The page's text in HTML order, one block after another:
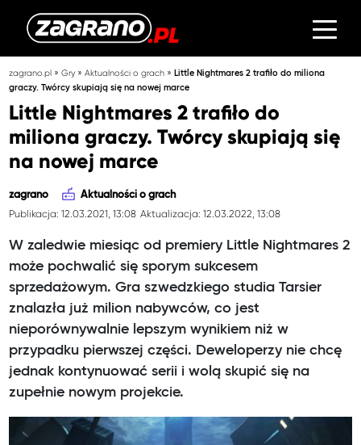
zagrano.pl »Gry»Aktualności o grach »Little Nightmares 2 trafiło do miliona
graczy. Twórcy skupiają się na nowej marce
Little Nightmares 2 trafiło do
miliona graczy. Twórcy skupiają się
na nowej marce
zagrano Aktualności o grach
Publikacja: 12.03.2021, 13:08 Aktualizacja: 12.03.2022, 13:08
W zaledwie miesiąc od premiery Little Nightmares 2
może pochwalić się sporym sukcesem
sprzedażowym. Gra szwedzkiego studia Tarsier
znalazła już milion nabywców, co jest
nieporównywalnie lepszym wynikiem niż w
przypadku pierwszej części. Deweloperzy nie chcę
jednak kontynuować serii i wolą skupić się na
zupełnie nowym projekcie.